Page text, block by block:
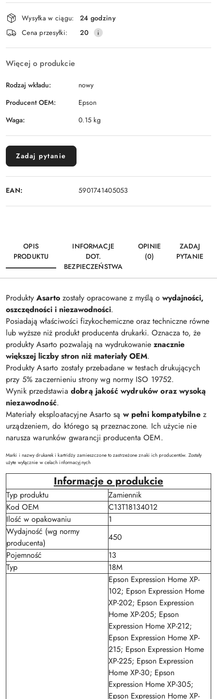
Wyślij
Dostępność
i
dostawa
Wysyłka w ciągu:
24 godziny
Cena przesyłki:
20
Więcej o produkcie
Rodzaj wkładu:
nowy
Producent OEM:
Epson
Waga:
0.15 kg
Zadaj pytanie
EAN: 5901741405053
OPIS
PRODUKTU
INFORMACJE
DOT.
BEZPIECZEŃSTWA
OPINIE
(0)
ZADAJ
PYTANIE
Produkty Asarto zostały opracowane z myślą o wydajności,
oszczędności i niezawodności.
Posiadają właściwości fizykochemiczne oraz techniczne równe
lub wyższe niż produkt producenta drukarki. Oznacza to, że
produkty Asarto pozwalają na wydrukowanie znacznie
większej liczby stron niż materiały OEM.
Produkty Asarto zostały przebadane w testach drukujących
przy 5% zaczernieniu strony wg normy ISO 19752.
Wynik przedstawia dobrą jakość wydruków oraz wysoką
niezawodność.
Materiały eksploatacyjne Asarto są w pełni kompatybilnez
urządzeniem, do którego są przeznaczone. Ich użycie nie
narusza warunków gwarancji producenta OEM.
Marki i nazwy drukarek i kartridży zamieszczone to zastrzeżone znaki ich producentów. Zostały
użyte wyłącznie w celach informacyjnych
Informacje o produkcie
Typ produktu
Zamiennik
Kod OEM
C13T18134012
Ilość w opakowaniu
1
Wydajność (wg normy
producenta)
450
Pojemność
13
Typ
18M
Epson Expression Home XP-
102; Epson Expression Home
XP-202; Epson Expression
Home XP-205; Epson
Expression Home XP-212;
Epson Expression Home XP-
215; Epson Expression Home
XP-225; Epson Expression
Home XP-30; Epson
Expression Home XP-305;
Epson Expression Home XP-